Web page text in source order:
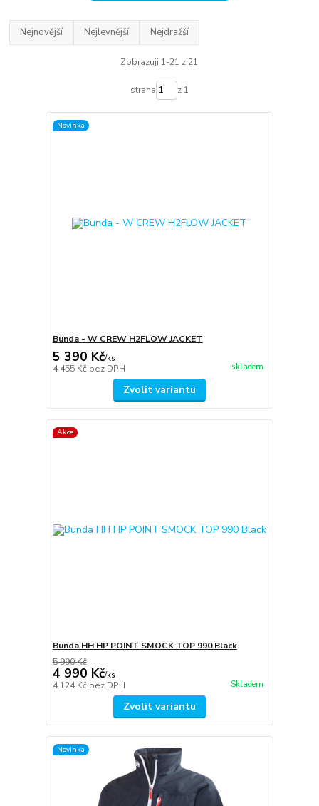
Nejnovější Nejlevnější Nejdražší
Zobrazuji 1-21 z 21
strana z 1
Novinka
Bunda - W CREW H2FLOW JACKET
5 390 Kč/ks
4 455 Kč bez DPH skladem
Zvolit variantu
Akce
Bunda HH HP POINT SMOCK TOP 990 Black
5 990 Kč
4 990 Kč/ks
4 124 Kč bez DPH Skladem
Zvolit variantu
Novinka